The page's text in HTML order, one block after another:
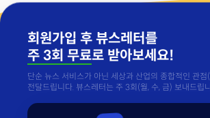
회원가입 후 뷰스레터를
주 3회 무료로 받아보세요!
단순 뉴스 서비스가 아닌 세상과 산업의 종합적인 관
전달드립니다. 뷰스레터는 주 3회(월, 수, 금) 보내드립